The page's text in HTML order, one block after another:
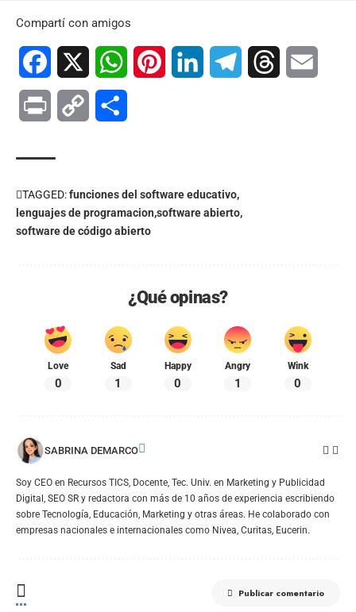
Compartí con amigos
Facebook WhatsAppPinterest LinkedIn TelegramThreads
Print Copy
TAGGED:funciones del software educativo
lenguajes de programacion software abierto
software de código abierto
¿Qué opinas?
Love
0
Sad
1
Happy
0
Angry
1
Wink
0
SABRINA DEMARCO
Soy CEO en Recursos TICS, Docente, Tec. Univ. en Marketing y Publicidad
Digital, SEO SR y redactora con más de 10 años de experiencia escribiendo
sobre Tecnología, Educación, Marketing y otras áreas. He colaborado con
empresas nacionales e internacionales como Nivea, Curitas, Eucerin.
Publicar comentario